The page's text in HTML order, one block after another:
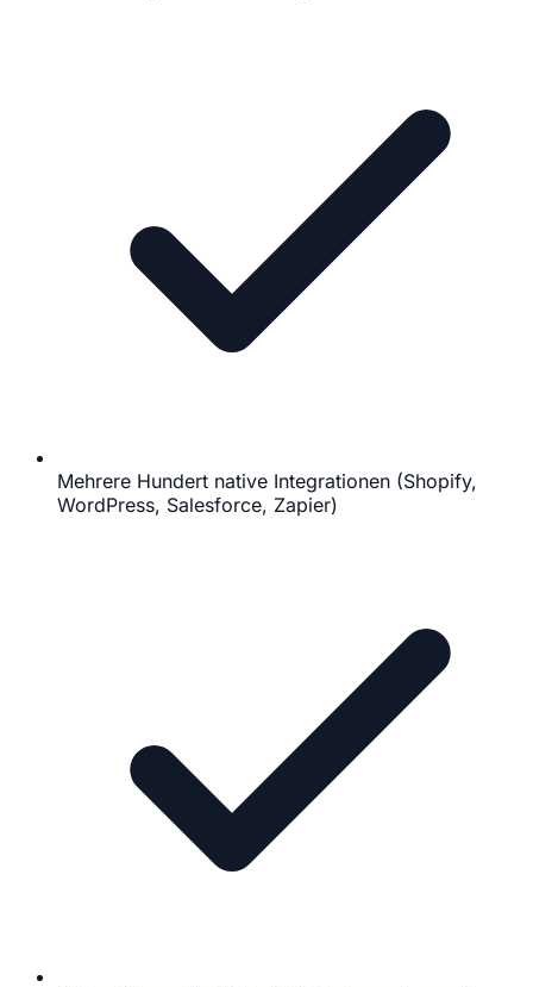
Mehrere Hundert native Integrationen (Shopify,
WordPress, Salesforce, Zapier)